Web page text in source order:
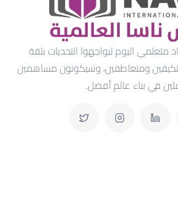
متعلمي اليوم ليواجهوا التحديات بثقة
ومتعاطفين، وسيكونون مساهمين
في بناء عالم أفضل.